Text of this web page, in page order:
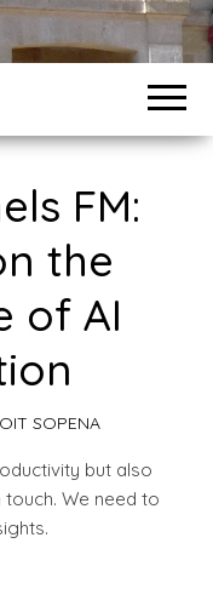
FM:
the
of AI
SOPENA
but also
We need to